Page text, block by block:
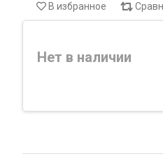
В избранное
Нет в наличии